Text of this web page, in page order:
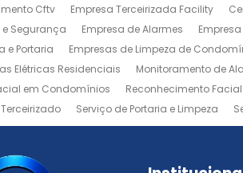
Cftv Empresa Terceirizada Facility
e Segurança
Empresa de Alarmes
e Portaria
Empresas de Limpeza de
Elétricas Residenciais
Monitoramento de
em Condomínios
Reconhecimento
Serviço de Portaria e Limpeza